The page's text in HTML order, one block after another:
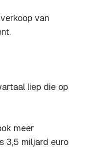
van
liep die op
meer
3,5 miljard euro